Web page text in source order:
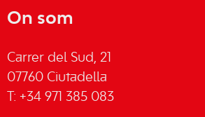
On som
Carrer del Sud, 21
07760 Ciutadella
T: +34 971 385 083